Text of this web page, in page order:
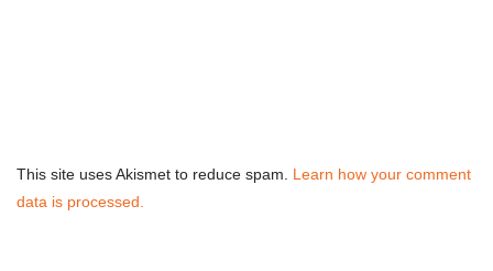
This site uses Akismet to reduce spam. Learn how your comment
data is processed.